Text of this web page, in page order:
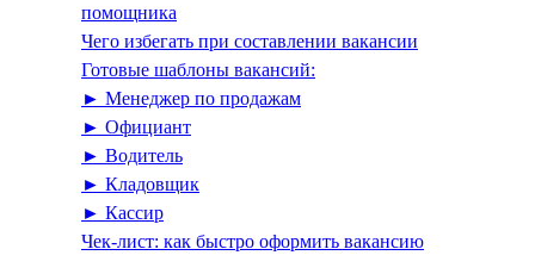
помощника
Чего избегать при составлении вакансии
Готовые шаблоны вакансий:
► Менеджер по продажам
► Официант
► Водитель
► Кладовщик
► Кассир
Чек-лист: как быстро оформить вакансию